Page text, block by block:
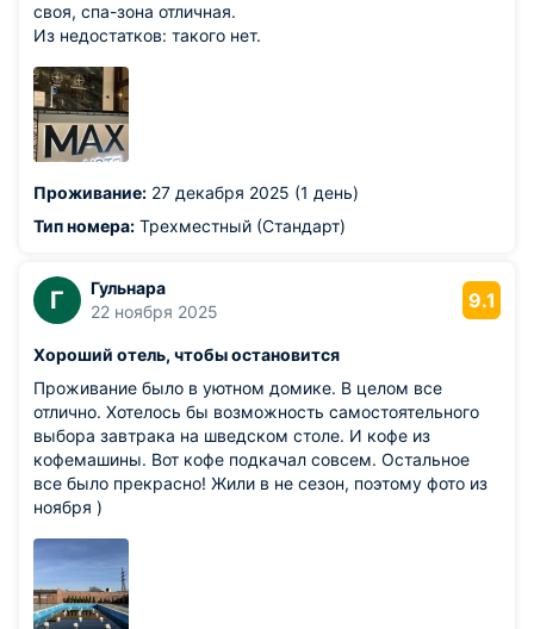
своя, спа-зона отличная.
Из недостатков: такого нет.
Проживание: 27 декабря 2025 (1 день)
Тип номера: Трехместный (Стандарт)
Г
Гульнара
22 ноября 2025
9.1
Хороший отель, чтобы остановится
Проживание было в уютном домике. В целом все
отлично. Хотелось бы возможность самостоятельного
выбора завтрака на шведском столе. И кофе из
кофемашины. Вот кофе подкачал совсем. Остальное
все было прекрасно! Жили в не сезон, поэтому фото из
ноября )